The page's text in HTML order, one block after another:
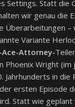
Settings. Statt die
wir genau die
Überarbeitungen
Variante
Ace-Attorney-
Phoenix Wright (im
Jahrhunderts in
ersten Episode
Statt wie